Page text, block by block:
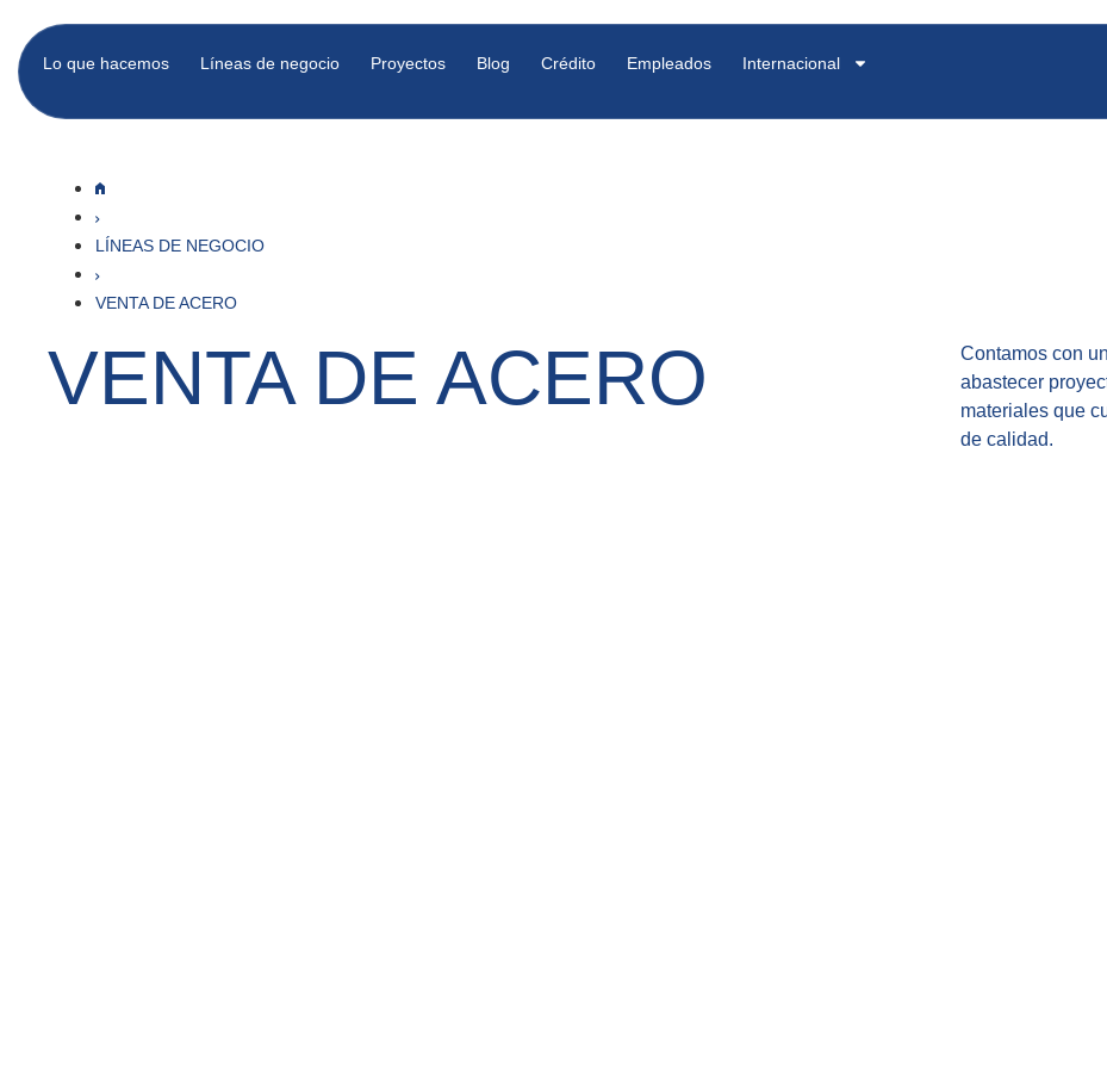
Lo que hacemos Líneas de negocio Proyectos Blog Crédito Empleados Internacional
LÍNEAS DE NEGOCIO
VENTA DE ACERO
VENTA DE ACERO
Contamos con
abastecer
materiales que
de calidad.